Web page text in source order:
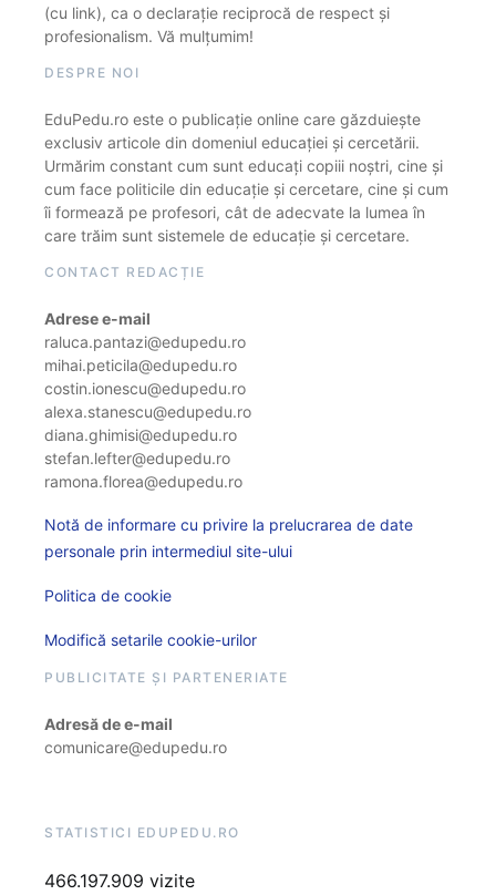
(cu link), ca o declarație reciprocă de respect și
profesionalism. Vă mulțumim!
DESPRE NOI
EduPedu.ro este o publicație online care găzduiește
exclusiv articole din domeniul educației și cercetării.
Urmărim constant cum sunt educați copiii noștri, cine și
cum face politicile din educație și cercetare, cine și cum
îi formează pe profesori, cât de adecvate la lumea în
care trăim sunt sistemele de educație și cercetare.
CONTACT REDACȚIE
Adrese e-mail
raluca.pantazi@edupedu.ro
mihai.peticila@edupedu.ro
costin.ionescu@edupedu.ro
alexa.stanescu@edupedu.ro
diana.ghimisi@edupedu.ro
stefan.lefter@edupedu.ro
ramona.florea@edupedu.ro
Notă de informare cu privire la prelucrarea de date
personale prin intermediul site-ului
Politica de cookie
Modifică setarile cookie-urilor
PUBLICITATE ȘI PARTENERIATE
Adresă de e-mail
comunicare@edupedu.ro
STATISTICI EDUPEDU.RO
466.197.909 vizite